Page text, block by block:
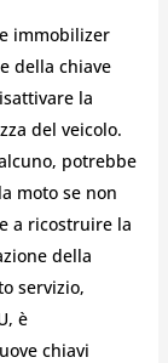
immobilizer
della chiave
la
del veicolo.
potrebbe
moto se non
a ricostruire la
della
servizio,
è
chiavi